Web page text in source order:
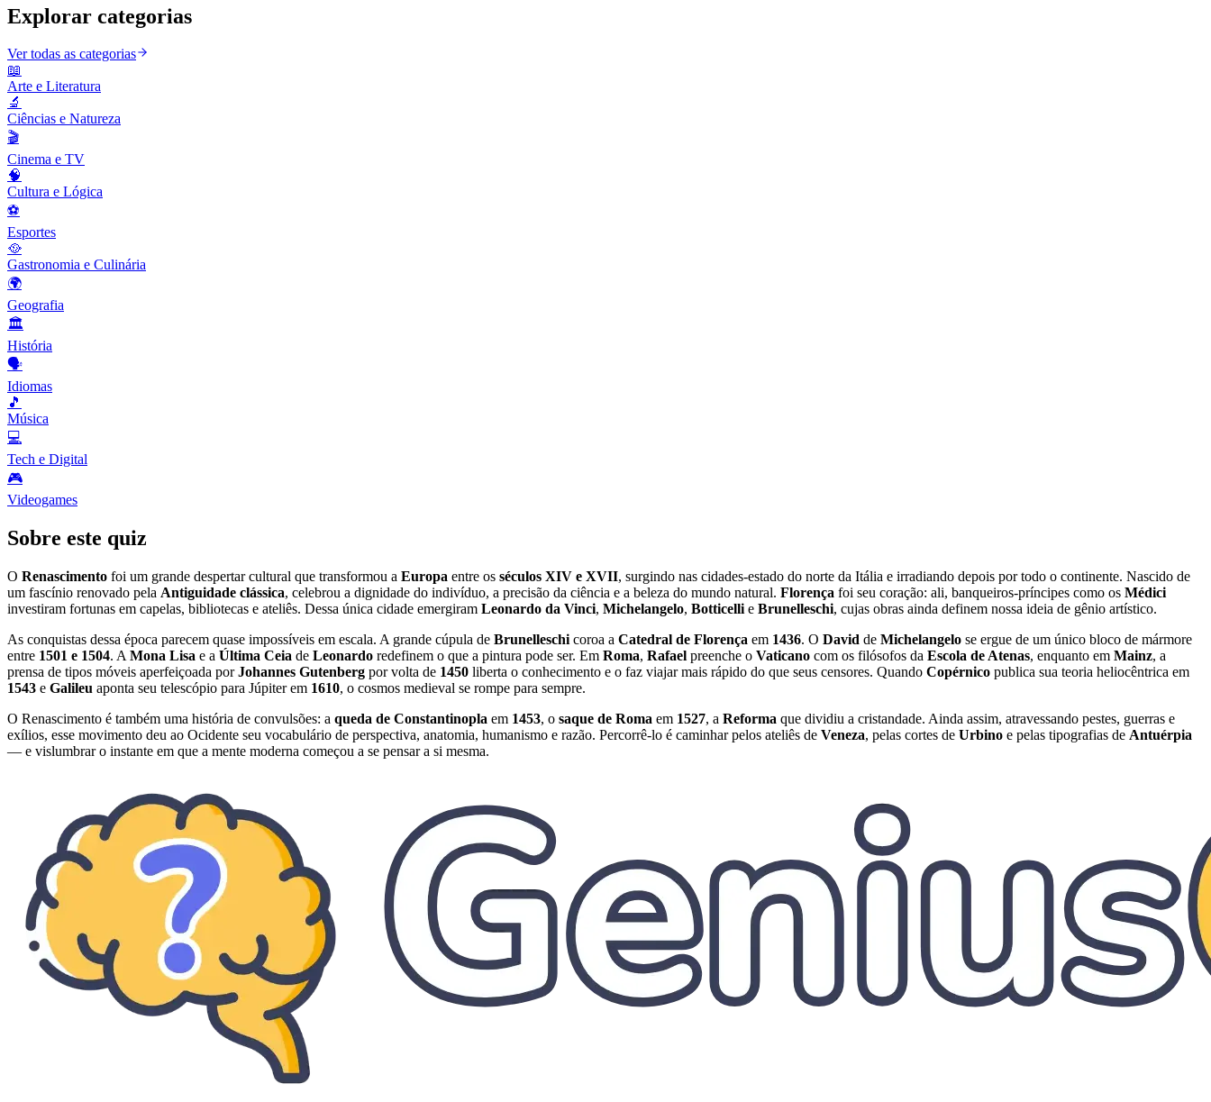
Explorar categorias
Ver todas as categorias
📖
Arte e Literatura
🔬
Ciências e Natureza
🎬
Cinema e TV
🧠
Cultura e Lógica
⚽
Esportes
🥘
Gastronomia e Culinária
🌍
Geografia
🏛️
História
🗣️
Idiomas
🎵
Música
💻
Tech e Digital
🎮
Videogames
Sobre este quiz
O Renascimento foi um grande despertar cultural que transformou a Europa entre os séculos XIV e XVII, surgindo nas cidades-estado do norte da Itália e irradiando depois por todo o continente. Nascido de
um fascínio renovado pela Antiguidade clássica, celebrou a dignidade do indivíduo, a precisão da ciência e a beleza do mundo natural. Florença foi seu coração: ali, banqueiros-príncipes como os Médici
investiram fortunas em capelas, bibliotecas e ateliês. Dessa única cidade emergiram Leonardo da Vinci, Michelangelo, Botticelli e Brunelleschi, cujas obras ainda definem nossa ideia de gênio artístico.
As conquistas dessa época parecem quase impossíveis em escala. A grande cúpula de Brunelleschi coroa a Catedral de Florença em 1436. O David de Michelangelo se ergue de um único bloco de mármore
entre 1501 e 1504. A Mona Lisa e a Última Ceia de Leonardo redefinem o que a pintura pode ser. Em Roma, Rafael preenche o Vaticano com os filósofos da Escola de Atenas, enquanto em Mainz, a
prensa de tipos móveis aperfeiçoada porJohannes Gutenberg por volta de 1450 liberta o conhecimento e o faz viajar mais rápido do que seus censores. Quando Copérnico publica sua teoria heliocêntrica em
1543 e Galileu aponta seu telescópio para Júpiter em 1610, o cosmos medieval se rompe para sempre.
O Renascimento é também uma história de convulsões: a queda de Constantinopla em 1453, o saque de Roma em 1527, a Reforma que dividiu a cristandade. Ainda assim, atravessando pestes, guerras e
exílios, esse movimento deu ao Ocidente seu vocabulário de perspectiva, anatomia, humanismo e razão. Percorrê-lo é caminhar pelos ateliês de Veneza, pelas cortes de Urbino e pelas tipografias de Antuérpia
— e vislumbrar o instante em que a mente moderna começou a se pensar a si mesma.